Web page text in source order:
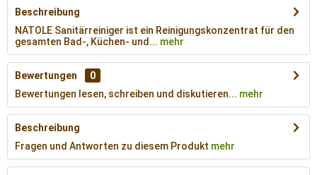
Beschreibung
NATOLE Sanitärreiniger ist ein Reinigungskonzentrat für den
gesamten Bad-, Küchen- und... mehr
Bewertungen
0
Bewertungen lesen, schreiben und diskutieren... mehr
Beschreibung
Fragen und Antworten zu diesem Produkt mehr